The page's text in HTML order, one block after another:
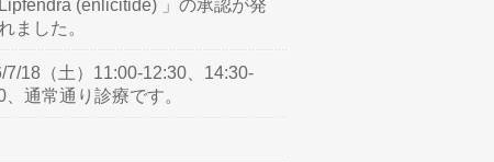
(enlicitide) 」の承認が発
ました。
7/18（土）11:00-12:30、14:30-
、通常通り診療です。